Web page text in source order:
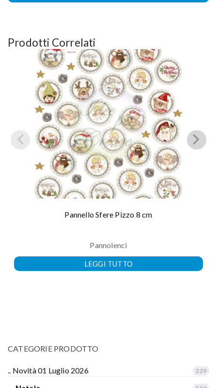
Prodotti Correlati
Pannello Sfere Pizzo 8 cm
Pannolenci
LEGGI TUTTO
CATEGORIE PRODOTTO
.. Novità 01 Luglio 2026 229